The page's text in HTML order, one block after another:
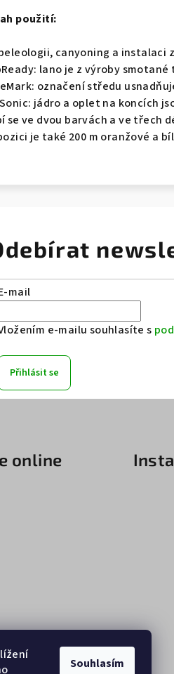
Souhlasím
použití:
canyoning a instalaci
lano je z výroby
označení středu
jádro a oplet na koncích
se ve dvou barvách a ve třech
je také 200 m oranžové a
mail
e-mailu souhlasíte s
Přihlásit se
online